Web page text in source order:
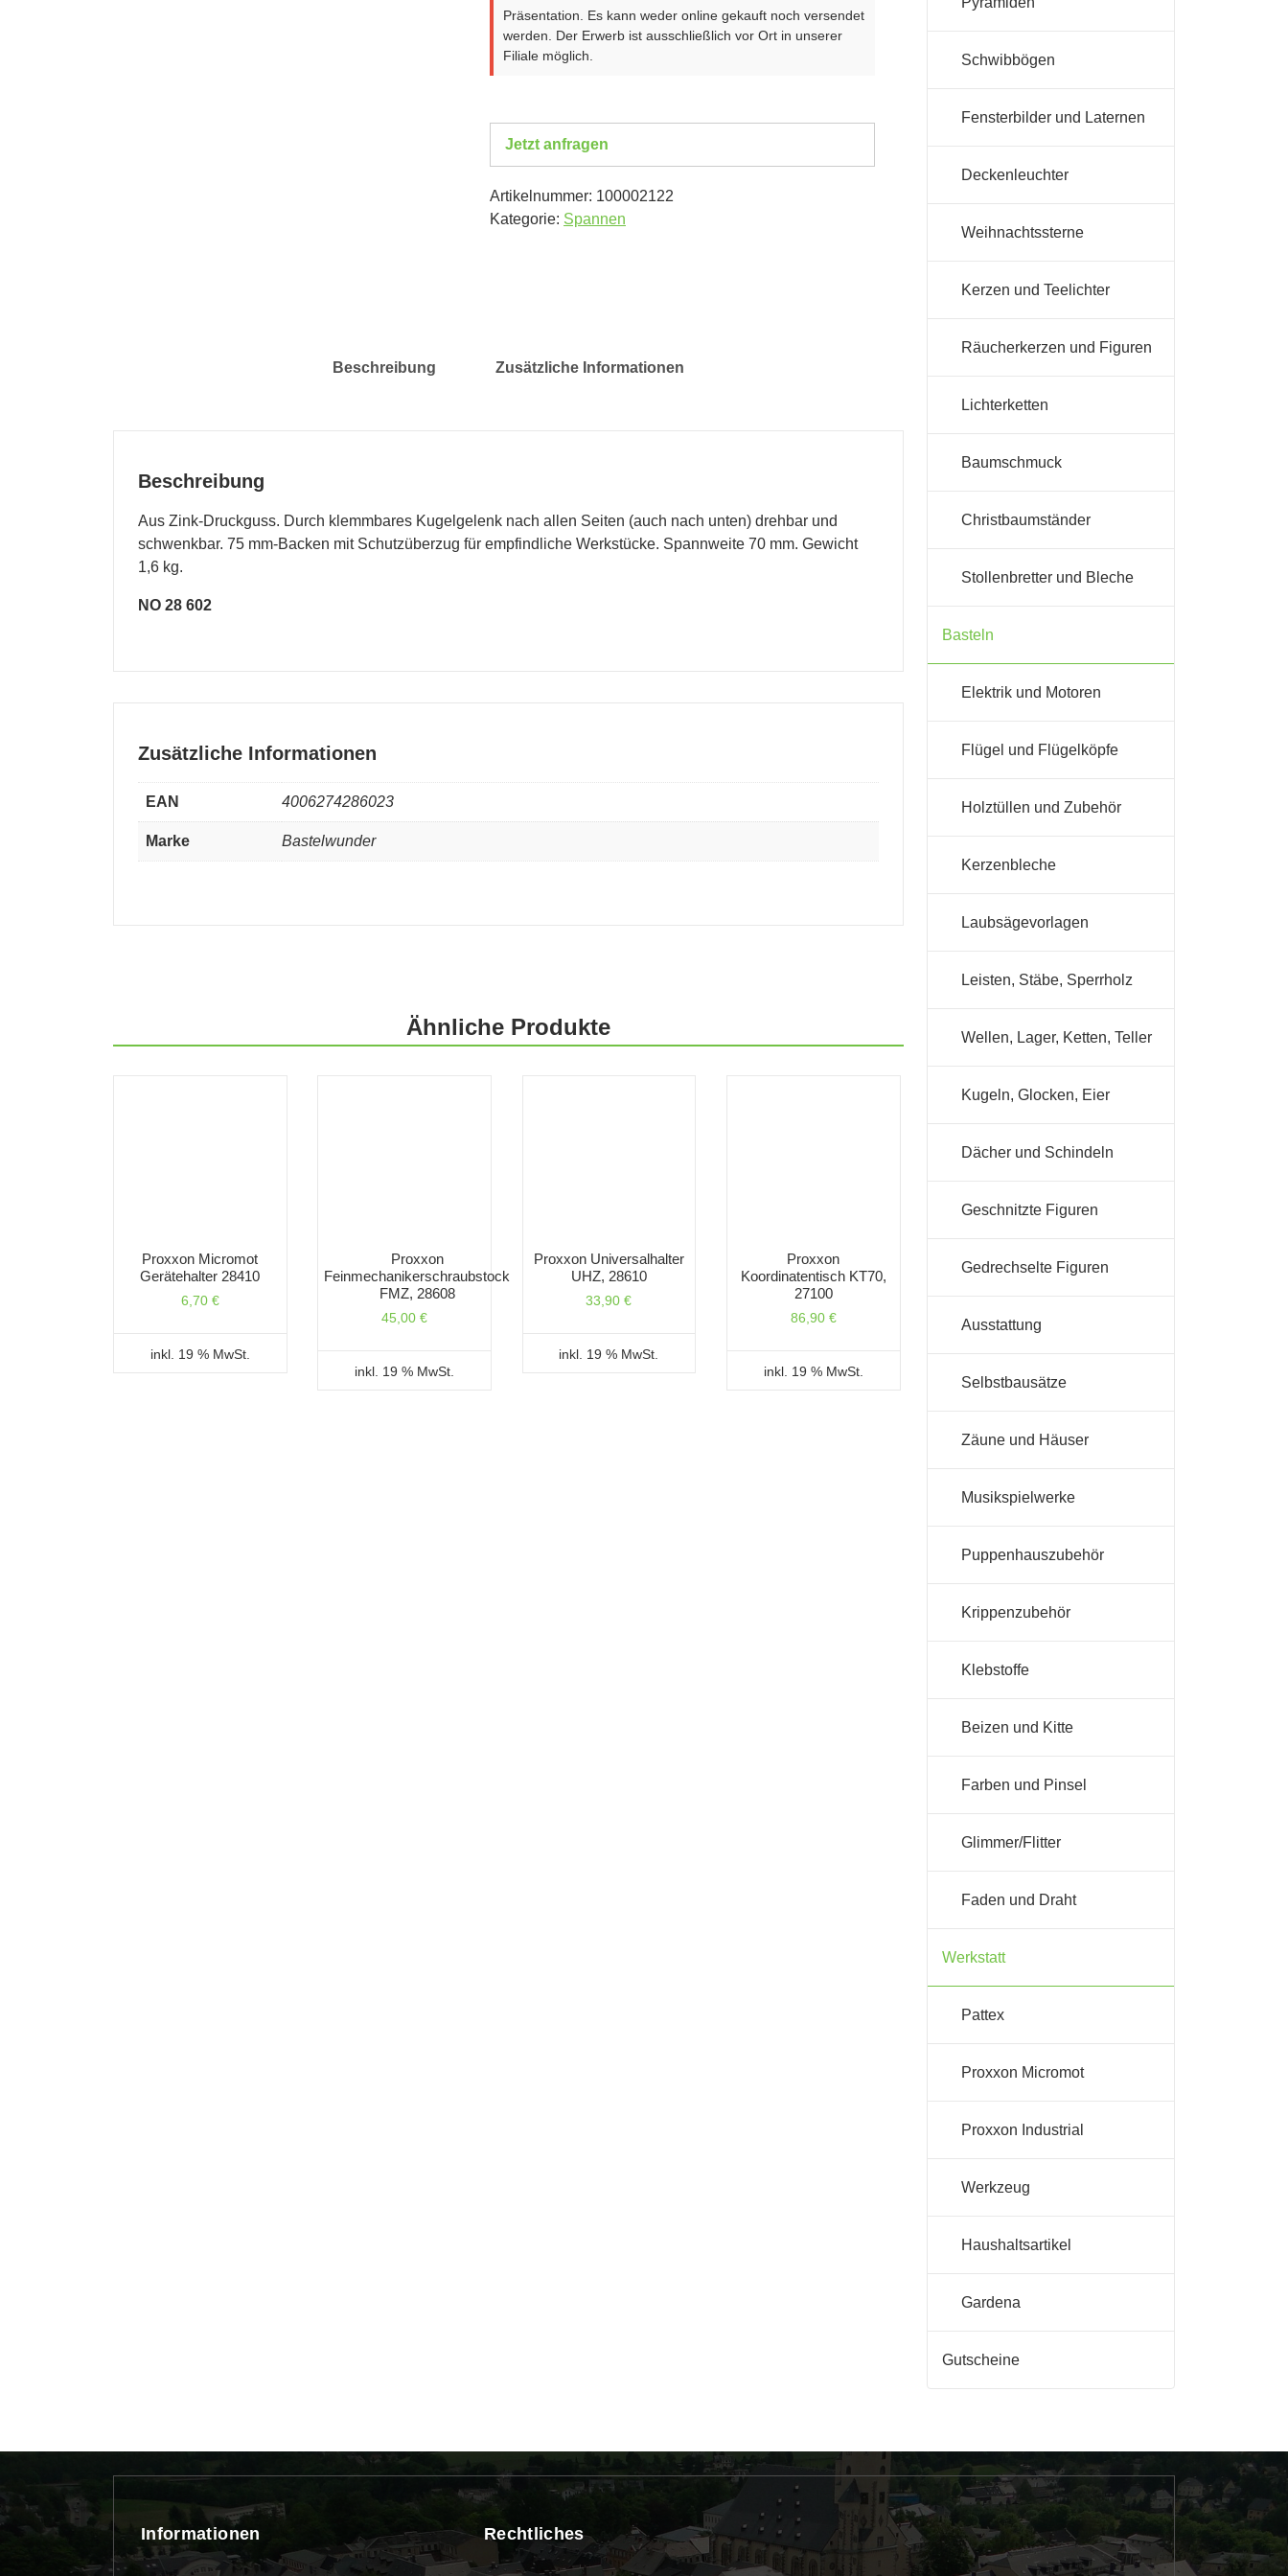
Präsentation. Es kann weder online gekauft noch versendet
werden. Der Erwerb ist ausschließlich vor Ort in unserer
Filiale möglich.
Jetzt anfragen
Artikelnummer: 100002122
Kategorie: Spannen
Beschreibung Zusätzliche Informationen
Beschreibung
Aus Zink-Druckguss. Durch klemmbares Kugelgelenk nach allen Seiten (auch nach unten) drehbar und
schwenkbar. 75 mm-Backen mit Schutzüberzug für empfindliche Werkstücke. Spannweite 70 mm. Gewicht
1,6 kg.
NO 28 602
Zusätzliche Informationen
EAN 4006274286023
Marke Bastelwunder
Ähnliche Produkte
Proxxon Micromot
Gerätehalter 28410
6,70 €
inkl. 19 % MwSt.
Proxxon
Feinmechanikerschraubstock
FMZ, 28608
45,00€
inkl. 19 % MwSt.
Proxxon Universalhalter
UHZ, 28610
33,90€
inkl. 19 % MwSt.
Proxxon
Koordinatentisch KT70,
27100
86,90 €
inkl. 19 % MwSt.
Schwibbögen
Fensterbilder und Laternen
Deckenleuchter
Weihnachtssterne
Kerzen und Teelichter
Räucherkerzen und Figuren
Lichterketten
Baumschmuck
Christbaumständer
Stollenbretter und Bleche
Basteln
Elektrik und Motoren
Flügel und Flügelköpfe
Holztüllen und Zubehör
Kerzenbleche
Laubsägevorlagen
Leisten, Stäbe, Sperrholz
Wellen, Lager, Ketten, Teller
Kugeln, Glocken, Eier
Dächer und Schindeln
Geschnitzte Figuren
Gedrechselte Figuren
Ausstattung
Selbstbausätze
Zäune und Häuser
Musikspielwerke
Puppenhauszubehör
Krippenzubehör
Klebstoffe
Beizen und Kitte
Farben und Pinsel
Glimmer/Flitter
Faden und Draht
Werkstatt
Pattex
Proxxon Micromot
Proxxon Industrial
Werkzeug
Haushaltsartikel
Gardena
Gutscheine
Informationen Rechtliches